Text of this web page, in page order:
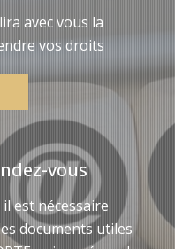
avec vous la
vos droits
vous
est nécessaire
documents utiles